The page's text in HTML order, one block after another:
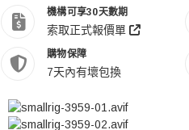
機構可享30天數期
索取正式報價單
購物保障
7天內有壞包換